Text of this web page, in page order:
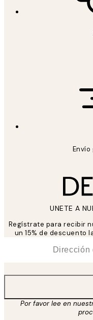
UNETE A
Regístrate para recibir
un 15% de descuento
Por favor lee en